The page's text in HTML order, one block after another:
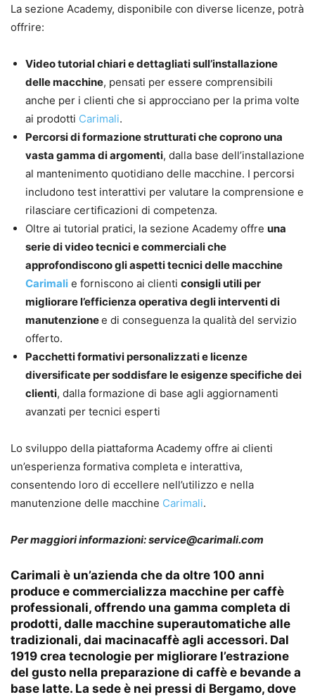
La sezione Academy, disponibile con diverse licenze, potrà
offrire:
Video tutorial chiari e dettagliati sull’installazione
delle macchine, pensati per essere comprensibili
anche per i clienti che si approcciano per la prima volte
ai prodotti Carimali.
Percorsi di formazione strutturati che coprono una
vasta gamma di argomenti, dalla base dell’installazione
al mantenimento quotidiano delle macchine. I percorsi
includono test interattivi per valutare la comprensione e
rilasciare certificazioni di competenza.
Oltre ai tutorial pratici, la sezione Academy offre una
serie di video tecnici e commerciali che
approfondiscono gli aspetti tecnici delle macchine
Carimali e forniscono ai clienti consigli utili per
migliorare l’efficienza operativa degli interventi di
manutenzionee di conseguenza la qualità del servizio
offerto.
Pacchetti formativi personalizzati e licenze
diversificate per soddisfare le esigenze specifiche dei
clienti, dalla formazione di base agli aggiornamenti
avanzati per tecnici esperti
Lo sviluppo della piattaforma Academy offre ai clienti
un’esperienza formativa completa e interattiva,
consentendo loro di eccellere nell’utilizzo e nella
manutenzione delle macchine Carimali.
Per maggiori informazioni: service@carimali.com
Carimali è un’azienda che da oltre 100 anni
produce e commercializza macchine per caffè
professionali, offrendo una gamma completa di
prodotti, dalle macchine superautomatiche alle
tradizionali, dai macinacaffè agli accessori. Dal
1919 crea tecnologie per migliorare l’estrazione
del gusto nella preparazione di caffè e bevande a
base latte. La sede è nei pressi di Bergamo, dove